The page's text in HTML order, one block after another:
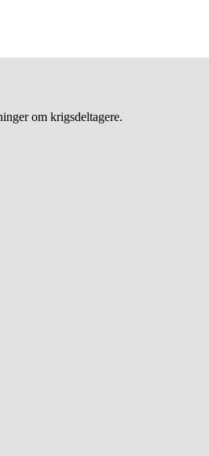
om krigsdeltagere.